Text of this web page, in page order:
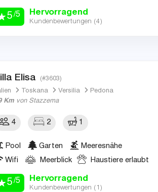
5 /5 Hervorragend
Kundenbewertungen (4 )
Elisa (#3603)
Toskana Versilia
Pedona
Km von Stazzema
4 2 1
Pool Garten
Meeresnähe
Wifi
Meerblick Haustiere erlaubt
5 /5 Hervorragend
Kundenbewertungen ( 1 )